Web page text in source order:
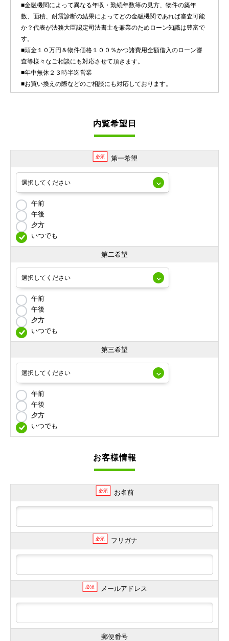
■金融機関によって異なる年収・勤続年数等の見方、物件の築年
数、面積、耐震診断の結果によってどの金融機関であれば審査可能
か？代表が法務大臣認定司法書士を兼業のためローン知識は豊富で
す。
■頭金１０万円＆物件価格１００％かつ諸費用全額借入のローン審
査等様々なご相談にも対応させて頂きます。
■年中無休２３時半迄営業
■お買い換えの際などのご相談にも対応しております。
内覧希望日
必須 第一希望
午前
午後
夕方
いつでも
第二希望
午前
午後
夕方
いつでも
第三希望
午前
午後
夕方
いつでも
お客様情報
必須 お名前
必須 フリガナ
必須 メールアドレス
郵便番号